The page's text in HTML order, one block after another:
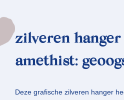
zilveren hanger
amethist:
Deze grafische zilveren hanger